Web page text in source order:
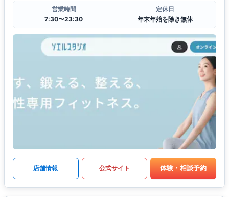
営業時間
7:30〜23:30
定休日
年末年始を除き無休
店舗情報 公式サイト 体験・相談予約